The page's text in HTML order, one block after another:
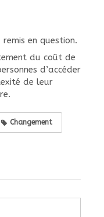
en question.
du coût de
d’accéder
de leur
Changement